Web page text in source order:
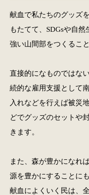
献血で私たちのグッズ
もたてて、SDGsや自
強い山間部をつくるこ
直接的になものではな
続的な雇用支援として
入れなどを行えば被災
どでグッズのセットや
きます。
また、森が豊かになれ
源を豊かにすることに
献血によくいく民は、